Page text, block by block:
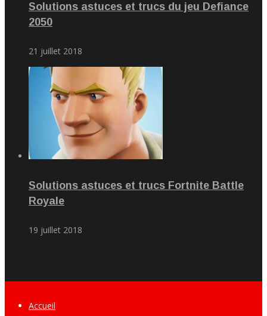
Solutions astuces et trucs du jeu Defiance
2050
21 juillet 2018
Solutions astuces et trucs Fortnite Battle
Royale
19 juillet 2018
Accueil